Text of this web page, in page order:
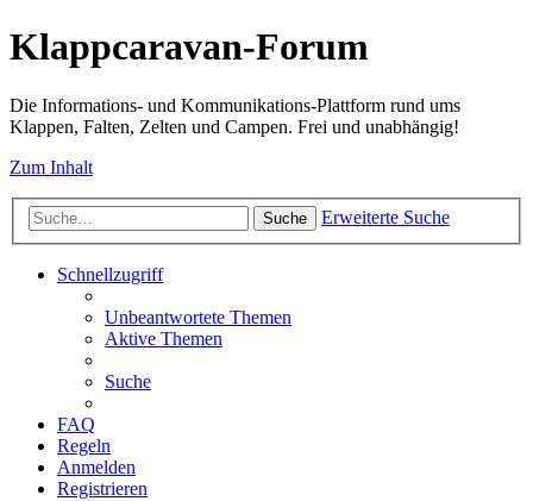
Klappcaravan-Forum
Die Informations- und Kommunikations-Plattform rund ums
Klappen, Falten, Zelten und Campen. Frei und unabhängig!
Zum Inhalt
Suche Erweiterte Suche
Schnellzugriff
Unbeantwortete Themen
Aktive Themen
Suche
FAQ
Regeln
Anmelden
Registrieren